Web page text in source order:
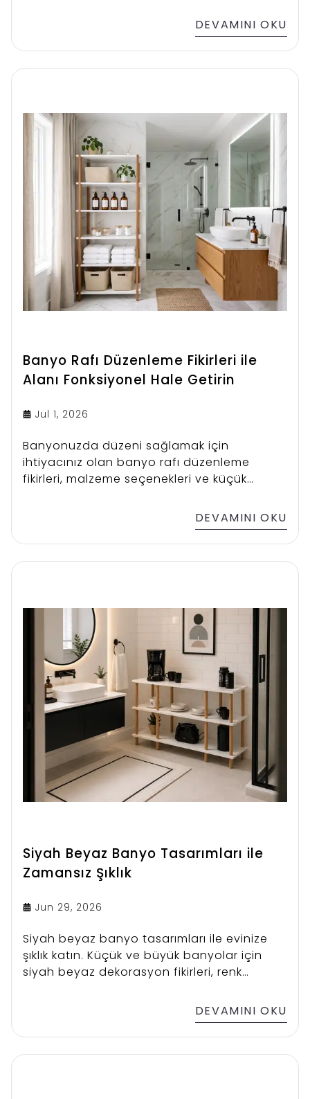
DEVAMINI OKU
Banyo Rafı Düzenleme Fikirleri ile
Alanı Fonksiyonel Hale Getirin
Jul 1, 2026
Banyonuzda düzeni sağlamak için
ihtiyacınız olan banyo rafı düzenleme
fikirleri, malzeme seçenekleri ve küçük
DEVAMINI OKU
Siyah Beyaz Banyo Tasarımları ile
Zamansız Şıklık
Jun 29, 2026
Siyah beyaz banyo tasarımları ile evinize
şıklık katın. Küçük ve büyük banyolar için
siyah beyaz dekorasyon fikirleri, renk
DEVAMINI OKU